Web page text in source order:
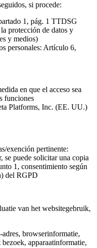
si procede:
1, pág. 1 TTDSG
protección de datos y
y medios)
personales: Artículo 6,
en que el acceso sea
funciones
Platforms, Inc. (EE. UU.)
exención pertinente:
se puede solicitar una copia
1, consentimiento según
del RGPD
van het websitegebruik,
adres, browserinformatie,
apparaatinformatie,